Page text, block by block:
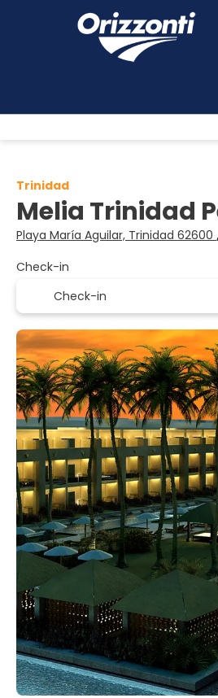
Trinidad
Melia Trinidad
Playa María Aguilar, Trinidad 62600
Check-in